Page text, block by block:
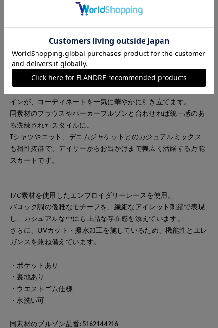
ードロングスカート。
ウエストは総ゴム仕様で心地よくフィットし、ストレスフリー
な穿き心地を実現。
ティアード切り替えが生み出す柔らかなボリュームが女性らし
い立体的なシルエットを演出します。
インが、コーディネートを一気に華やかに引き立てます。
同素材のブラウスやパーカーブルゾンと合わせれば統一感のあ
る洗練されたスタイルに。
Tシャツやニット、デニムジャケットとのカジュアルミックス
も相性抜群で、デイリーからお出かけまで幅広く活躍する万能
スカートです。
T/C素材を使用したエンブロイダリーレースを使用。
バロック調の優雅なモチーフを、繊細なアイレット刺繍で表現
し、カジュアルな中にも上品な存在感を添えています。
さらに、UVカット・撥水加工を施しているため、機能性とエレ
ガンスを兼ね備えています。
・ポケットあり
・裏地あり
・ウエストゴム仕様
・水洗い可
同素材のブルゾン品番:5162144216